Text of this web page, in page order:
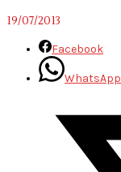
19/07/2013
Facebook
WhatsApp